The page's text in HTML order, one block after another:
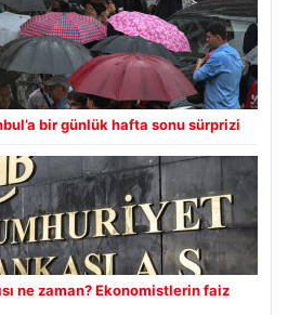
bir günlük hafta sonu sürprizi
ne zaman? Ekonomistlerin faiz